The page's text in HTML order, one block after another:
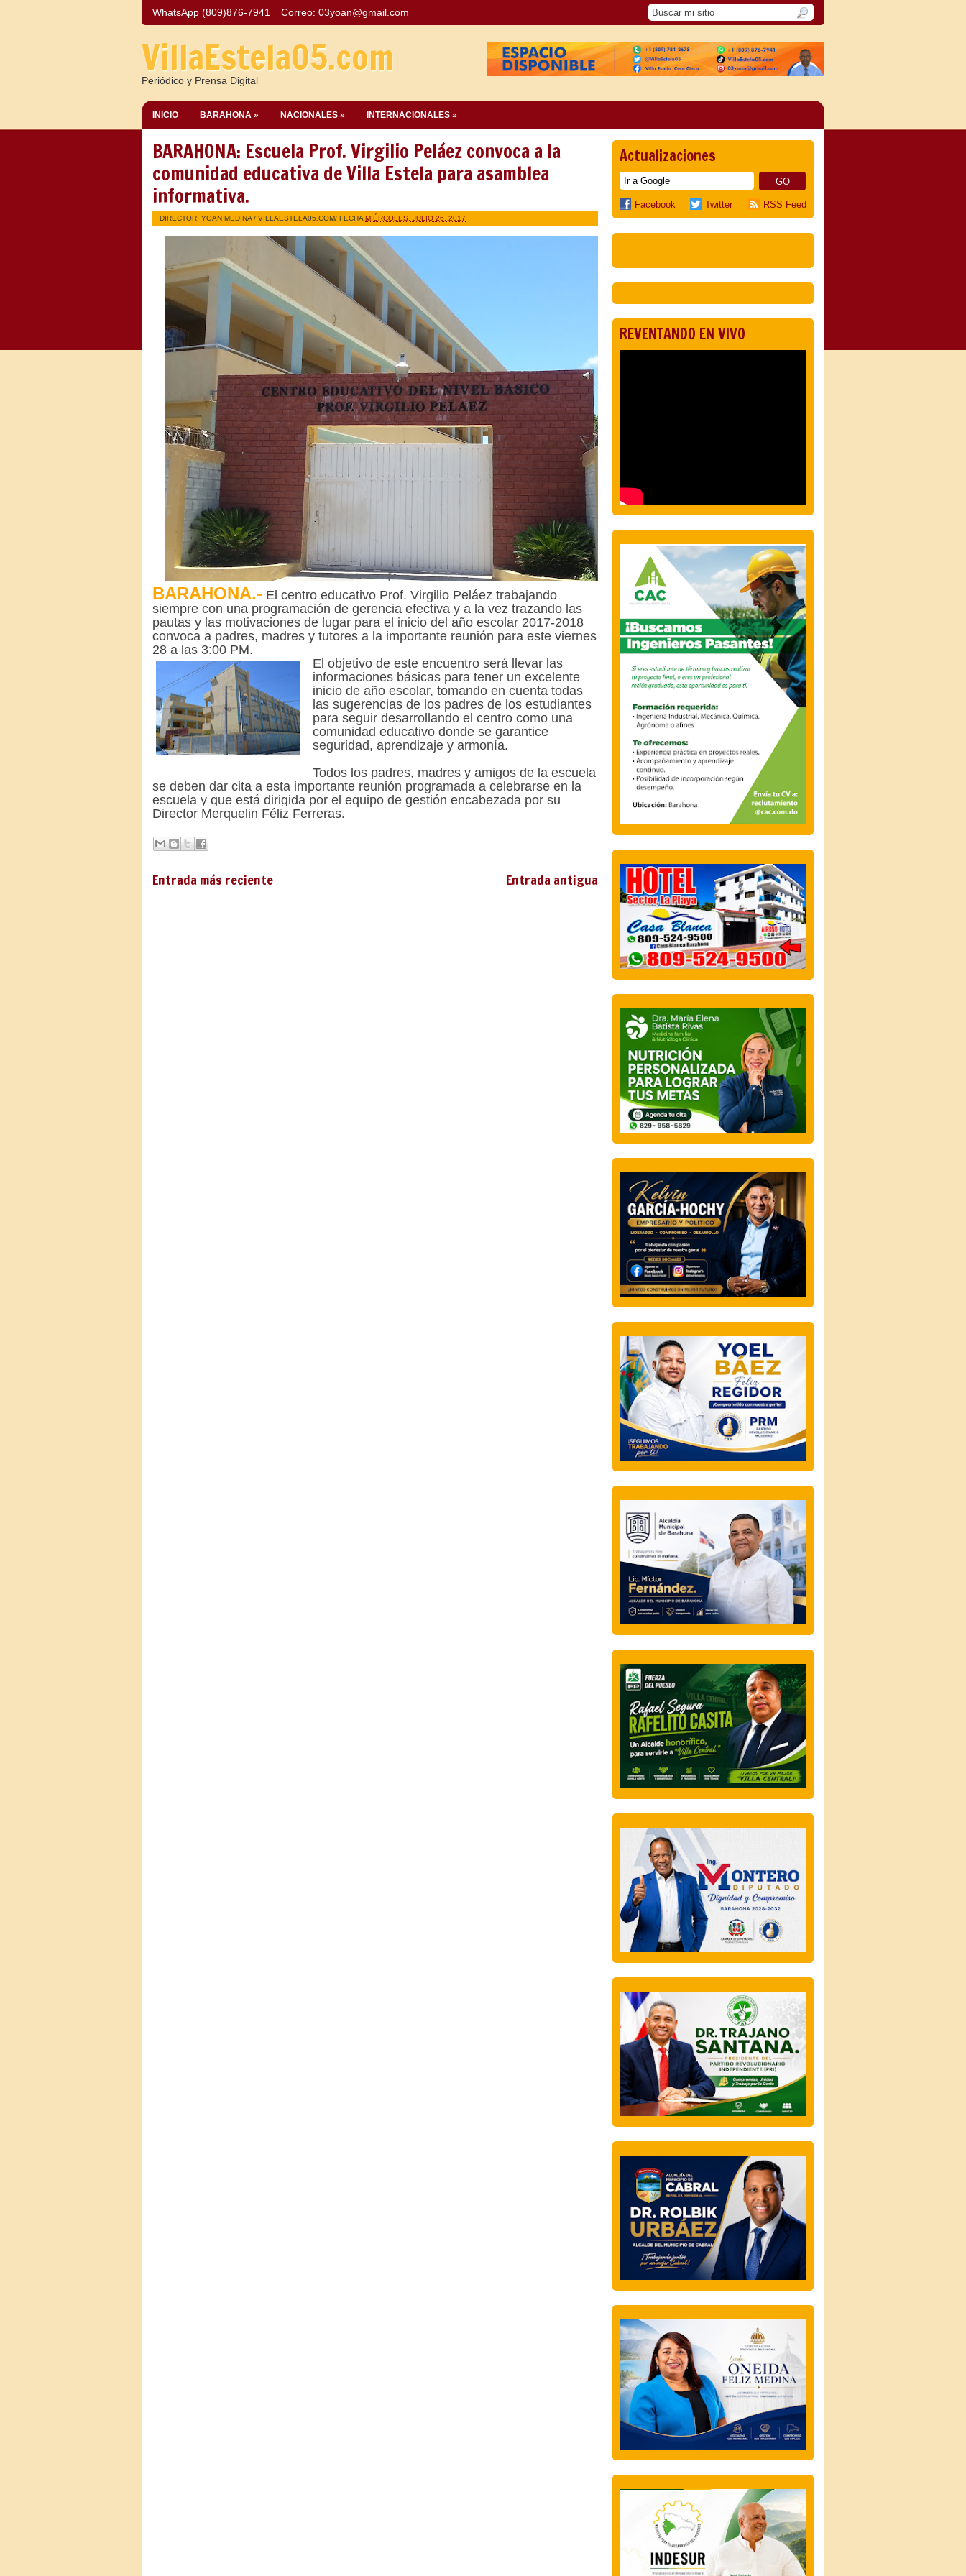
WhatsApp (809)876-7941 Correo: 03yoan@gmail.com
VillaEstela05.com
Periódico y Prensa Digital
INICIO BARAHONA » NACIONALES » INTERNACIONALES »
BARAHONA: Escuela Prof. Virgilio Peláez convoca a la
comunidad educativa de Villa Estela para asamblea
informativa.
DIRECTOR: YOAN MEDINA / VILLAESTELA05.COM/ FECHA MIÉRCOLES, JULIO 26, 2017
BARAHONA.- El centro educativo Prof. Virgilio Peláez trabajando
siempre con una programación de gerencia efectiva y a la vez trazando las
pautas y las motivaciones de lugar para el inicio del año escolar 2017-2018
convoca a padres, madres y tutores a la importante reunión para este viernes
28 a las 3:00 PM.
El objetivo de este encuentro será llevar las
informaciones básicas para tener un excelente
inicio de año escolar, tomando en cuenta todas
las sugerencias de los padres de los estudiantes
para seguir desarrollando el centro como una
comunidad educativo donde se garantice
seguridad, aprendizaje y armonía.
Todos los padres, madres y amigos de la escuela
se deben dar cita a esta importante reunión programada a celebrarse en la
escuela y que está dirigida por el equipo de gestión encabezada por su
Director Merquelin Féliz Ferreras.
Entrada más reciente Entrada antigua
Actualizaciones
Facebook Twitter RSS Feed
REVENTANDO EN VIVO